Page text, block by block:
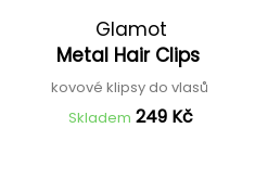
Glamot
Metal Hair Clips
kovové klipsy do vlasů
Skladem 249 Kč